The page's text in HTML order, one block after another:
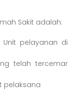
Sakit adalah:
pelayanan di
telah tercemar
pelaksana